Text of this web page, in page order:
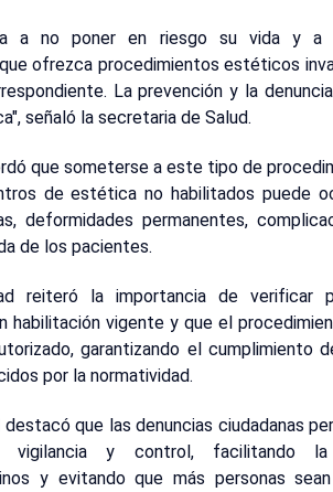
a no poner en riesgo su vida y a
ofrezca procedimientos estéticos
La prevención y la
señaló la secretaria de Salud.
que someterse a este tipo de
de estética no habilitados puede
deformidades permanentes,
de los pacientes.
reiteró la importancia de verificar
vigente y que el
garantizando el cumplimiento
por la normatividad.
destacó que las denuncias ciudadanas
vigilancia y control, facilitando
y evitando que más personas